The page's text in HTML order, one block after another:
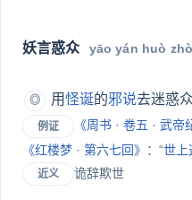
妖言惑众 yāo yán huò
◎ 用怪诞的邪说去迷惑众
例证 《周书 · 卷五 · 武帝
《红楼梦 · 第六七回》 ：“世上
近义 诡辞欺世